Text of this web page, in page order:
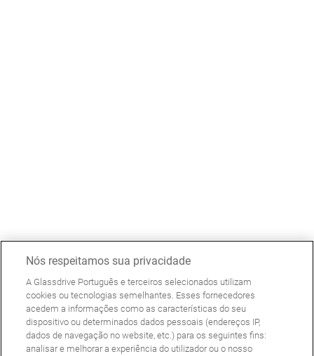
Nós respeitamos sua privacidade
A Glassdrive Português e terceiros selecionados utilizam
cookies ou tecnologias semelhantes. Esses fornecedores
acedem a informações como as características do seu
dispositivo ou determinados dados pessoais (endereços IP,
dados de navegação no website, etc.) para os seguintes fins:
analisar e melhorar a experiência do utilizador ou o nosso